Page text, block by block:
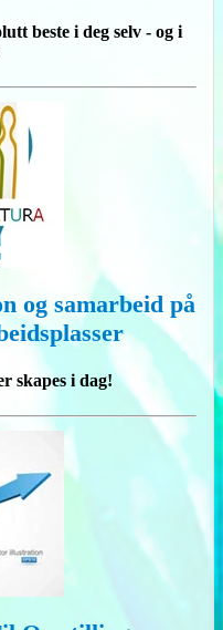
beste i deg selv - og i
og samarbeid på
skapes i dag!